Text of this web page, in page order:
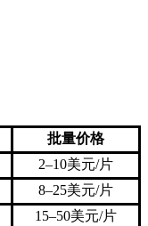
批量价格
2–10美元/片
8–25美元/片
15–50美元/片